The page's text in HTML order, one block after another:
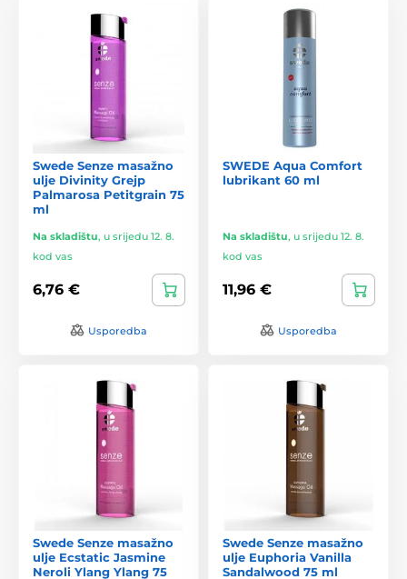
Swede Senze masažno
ulje Divinity Grejp
Palmarosa Petitgrain 75
ml
Na skladištu, u srijedu 12. 8.
kod vas
6,76 €
Usporedba
SWEDE Aqua Comfort
lubrikant 60 ml
Na skladištu, u srijedu 12. 8.
kod vas
11,96 €
Usporedba
Swede Senze masažno
ulje Ecstatic Jasmine
Neroli Ylang Ylang 75
Swede Senze masažno
ulje Euphoria Vanilla
Sandalwood 75 ml